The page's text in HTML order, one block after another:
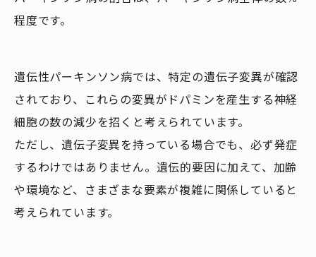
程度です。
遺伝性パーキンソン病では、特定の遺伝子変異が確認
されており、これらの変異がドパミンを産生する神経
細胞の数の減少を招くと考えられています。
ただし、遺伝子変異を持っている場合でも、必ず発症
するわけではありません。遺伝的要因に加えて、加齢
や環境など、さまざまな要素が複雑に関係していると
考えられています。